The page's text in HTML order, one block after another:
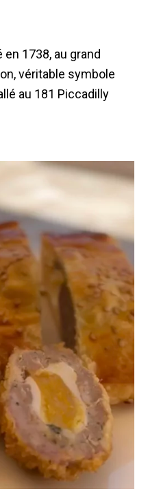
1738, au grand
véritable symbole
au 181 Piccadilly